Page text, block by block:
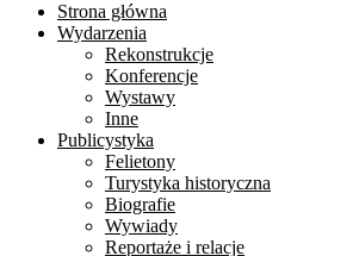
Strona główna
Wydarzenia
Rekonstrukcje
Konferencje
Wystawy
Inne
Publicystyka
Felietony
Turystyka historyczna
Biografie
Wywiady
Reportaże i relacje